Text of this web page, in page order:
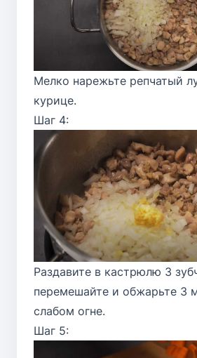
Мелко нарежьте репчатый
курице.
Шаг 4:
Раздавите в кастрюлю 3
перемешайте и обжарьте 3
слабом огне.
Шаг 5: